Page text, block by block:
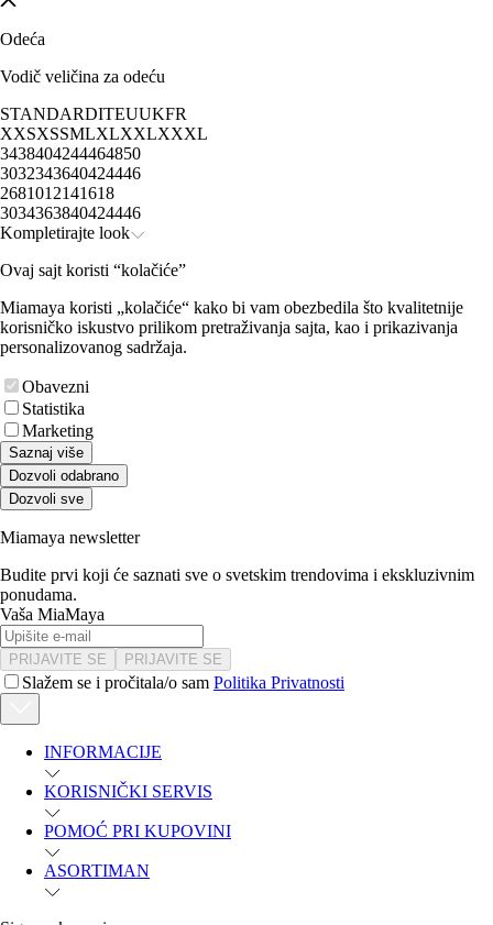
Odeća
Vodič veličina za odeću
STANDARDITEUUKFR
XXSXSSMLXLXXLXXXL
3438404244464850
3032343640424446
2681012141618
3034363840424446
Kompletirajte look
Ovaj sajt koristi “kolačiće”
Miamaya koristi „kolačiće“ kako bi vam obezbedila što kvalitetnije
korisničko iskustvo prilikom pretraživanja sajta, kao i prikazivanja
personalizovanog sadržaja.
Obavezni
Statistika
Marketing
Saznaj više
Dozvoli odabrano
Dozvoli sve
Miamaya newsletter
Budite prvi koji će saznati sve o svetskim trendovima i ekskluzivnim
ponudama.
Vaša MiaMaya
PRIJAVITE SE PRIJAVITE SE
Slažem se i pročitala/o sam Politika Privatnosti
INFORMACIJE
KORISNIČKI SERVIS
POMOĆ PRI KUPOVINI
ASORTIMAN